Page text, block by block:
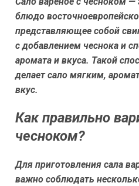
блюдо
представляющее собой
с добавлением чеснока и
аромата и вкуса. Такой
делает сало мягким,
вкус.
Как правильно
чесноком?
Для приготовления сала
важно соблюдать